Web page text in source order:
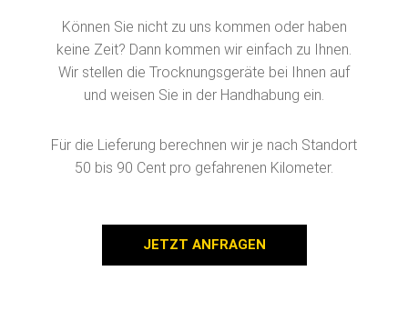
Können Sie nicht zu uns kommen oder haben
keine Zeit? Dann kommen wir einfach zu Ihnen.
Wir stellen die Trocknungsgeräte bei Ihnen auf
und weisen Sie in der Handhabung ein.
Für die Lieferung berechnen wir je nach Standort
50 bis 90 Cent pro gefahrenen Kilometer.
JETZT ANFRAGEN